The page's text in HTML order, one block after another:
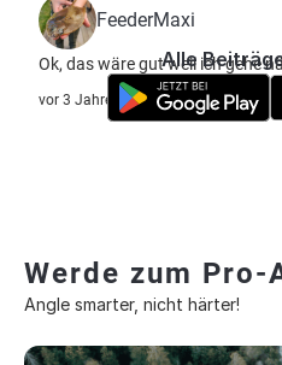
FeederMaxi
Ok, das wäre gut weil ich gehe
vor 3 Jahre
Alle
Werde zum Pro-
Angle smarter, nicht härter!